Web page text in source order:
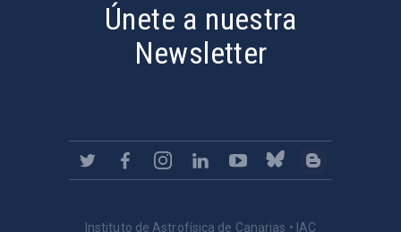
Únete a nuestra
Newsletter
Instituto de Astrofísica de Canarias • IAC